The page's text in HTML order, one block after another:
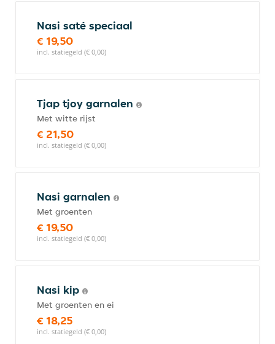
Nasi saté speciaal
€ 19,50
incl. statiegeld (€ 0,00)
Tjap tjoy garnalen
Met witte rijst
€ 21,50
incl. statiegeld (€ 0,00)
Nasi garnalen
Met groenten
€ 19,50
incl. statiegeld (€ 0,00)
Nasi kip
Met groenten en ei
€ 18,25
incl. statiegeld (€ 0,00)